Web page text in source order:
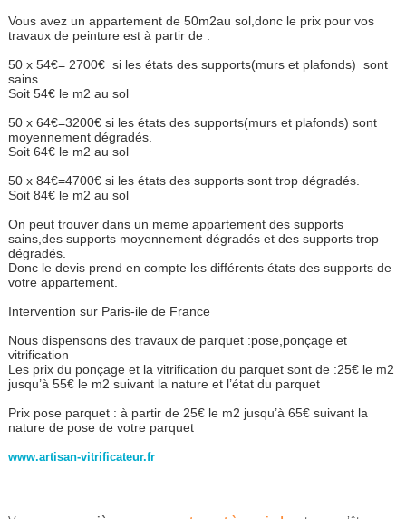
Vous avez un appartement de 50m2au sol,donc le prix pour vos
travaux de peinture est à partir de :
50 x 54€= 2700€ si les états des supports(murs et plafonds) sont
sains.
Soit 54€ le m2 au sol
50 x 64€=3200€ si les états des supports(murs et plafonds) sont
moyennement dégradés.
Soit 64€ le m2 au sol
50 x 84€=4700€ si les états des supports sont trop dégradés.
Soit 84€ le m2 au sol
On peut trouver dans un meme appartement des supports
sains,des supports moyennement dégradés et des supports trop
dégradés.
Donc le devis prend en compte les différents états des supports de
votre appartement.
Intervention sur Paris-ile de France
Nous dispensons des travaux de parquet :pose,ponçage et
vitrification
Les prix du ponçage et la vitrification du parquet sont de :25€ le m2
jusqu’à 55€ le m2 suivant la nature et l’état du parquet
Prix pose parquet : à partir de 25€ le m2 jusqu’à 65€ suivant la
nature de pose de votre parquet
www.artisan-vitrificateur.fr